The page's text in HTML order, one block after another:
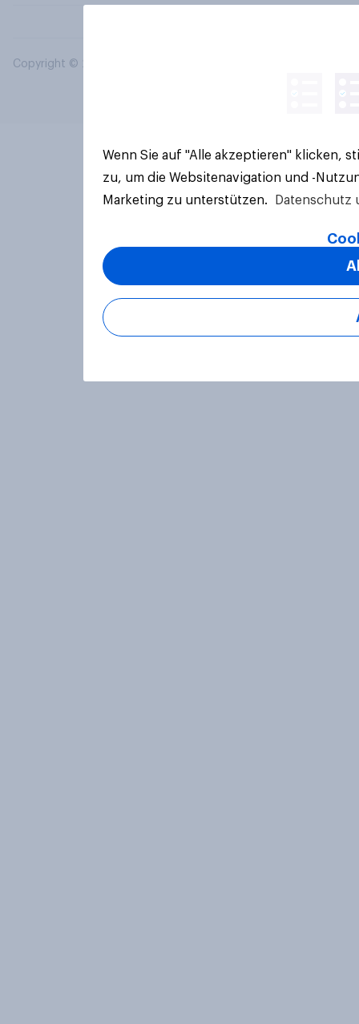
Copyright © 2026 YouGov PLC. Alle Rechte vorbehalten.
Wenn Sie auf "Alle akzeptieren" klicken,
zu, um die Websitenavigation und -
Marketing zu unterstützen.
Datenschutz